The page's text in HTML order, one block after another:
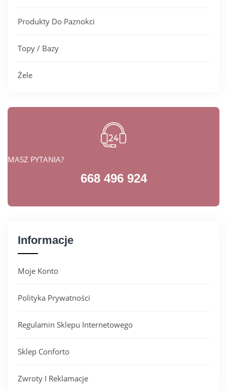
Produkty Do Paznokci
Topy / Bazy
Żele
MASZ PYTANIA?
668 496 924
Informacje
Moje Konto
Polityka Prywatności
Regulamin Sklepu Internetowego
Sklep Conforto
Zwroty I Reklamacje